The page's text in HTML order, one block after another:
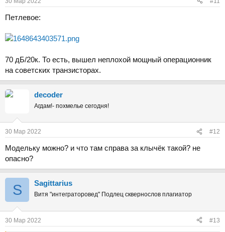
Петлевое:
70 дБ/20к. То есть, вышел неплохой мощный операционник
на советских транзисторах.
decoder
Агдам!- похмелье сегодня!
30 Мар 2022 #12
Модельку можно? и что там справа за клычёк такой? не
опасно?
S Sаgittarius
Витя "интеграторовед" Подлец сквернослов плагиатор
30 Мар 2022 #13